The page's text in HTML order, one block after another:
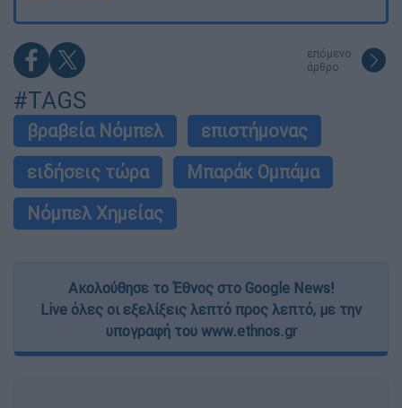
επόμενο
άρθρο
#TAGS
βραβεία Νόμπελ
επιστήμονας
ειδήσεις τώρα
Μπαράκ Ομπάμα
Νόμπελ Χημείας
Ακολούθησε το Έθνος στο Google News!
Live όλες οι εξελίξεις λεπτό προς λεπτό, με την
υπογραφή του www.ethnos.gr